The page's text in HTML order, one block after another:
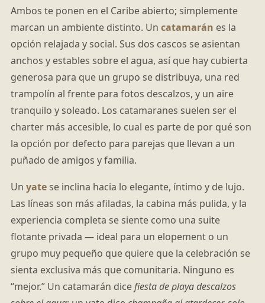
Ambos te ponen en el Caribe abierto; simplemente
marcan un ambiente distinto. Un catamarán es la
opción relajada y social. Sus dos cascos se asientan
anchos y estables sobre el agua, así que hay cubierta
generosa para que un grupo se distribuya, una red
trampolín al frente para fotos descalzos, y un aire
tranquilo y soleado. Los catamaranes suelen ser el
charter más accesible, lo cual es parte de por qué son
la opción por defecto para parejas que llevan a un
puñado de amigos y familia.
Un yatese inclina hacia lo elegante, íntimo y de lujo.
Las líneas son más afiladas, la cabina más pulida, y la
experiencia completa se siente como una suite
flotante privada — ideal para un elopement o un
grupo muy pequeño que quiere que la celebración se
sienta exclusiva más que comunitaria. Ninguno es
“mejor.” Un catamarán dicefiesta de playa descalzos